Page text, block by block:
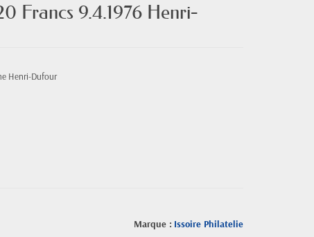
Francs 9.4.1976 Henri-
Henri-Dufour
Marque : Issoire Philatelie